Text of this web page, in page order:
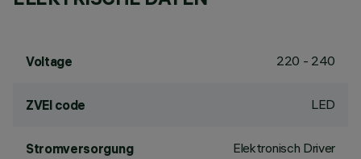
Voltage 220 - 240
ZVEI code LED
Stromversorgung
Elektronisch Driver